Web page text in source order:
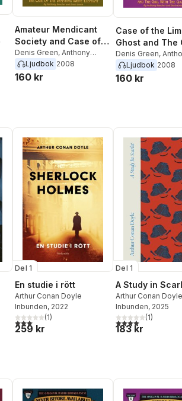
Amateur Mendicant
Society and Case of
the Vanishing White
Elephant
Denis Green, Anthony
Boucher
Ljudbok 2008
160 kr
Case of the
Ghost and The
with the
Denis Green,
Boucher
Ljudbok 2008
160 kr
Del 1
En studie i rött
Arthur Conan Doyle
Inbunden, 2022
3,0utav 5 stjärnor. Totalt antal röster:
(1)
259 kr
Del 1
A Study in
Arthur Conan Doyle
Inbunden, 2025
4,0utav 5 stjärnor.
(1)
183 kr